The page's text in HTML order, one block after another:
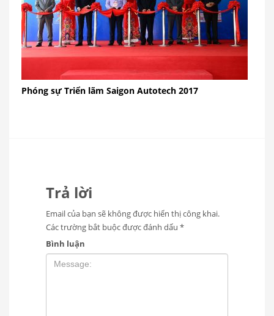
Phóng sự Triển lãm Saigon Autotech 2017
Trả lời
Email của bạn sẽ không được hiển thị công khai.
Các trường bắt buộc được đánh dấu *
Bình luận